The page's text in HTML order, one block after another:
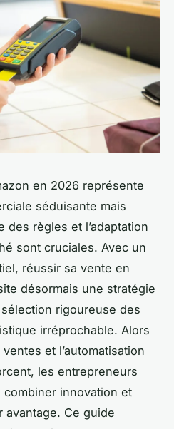
en 2026 représente
séduisante mais
des règles et l’adaptation
sont cruciales. Avec un
réussir sa vente en
désormais une stratégie
rigoureuse des
irréprochable. Alors
et l’automatisation
les entrepreneurs
innovation et
avantage. Ce guide